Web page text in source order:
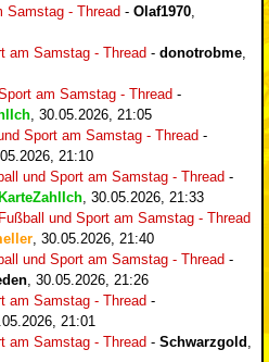
Samstag - Thread - Olaf1970
am Samstag - Thread - donotrobme
am Samstag - Thread -
30.05.2026, 21:05
Sport am Samstag - Thread -
21:10
und Sport am Samstag - Thread -
30.05.2026, 21:33
und Sport am Samstag - Thread
30.05.2026, 21:40
und Sport am Samstag - Thread -
30.05.2026, 21:26
am Samstag - Thread -
21:01
am Samstag - Thread - Schwarzgold